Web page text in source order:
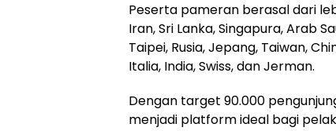
Peserta pameran berasal dari
Iran, Sri Lanka, Singapura, Arab
Taipei, Rusia, Jepang, Taiwan,
Italia, India, Swiss, dan Jerman.
Dengan target 90.000
menjadi platform ideal bagi